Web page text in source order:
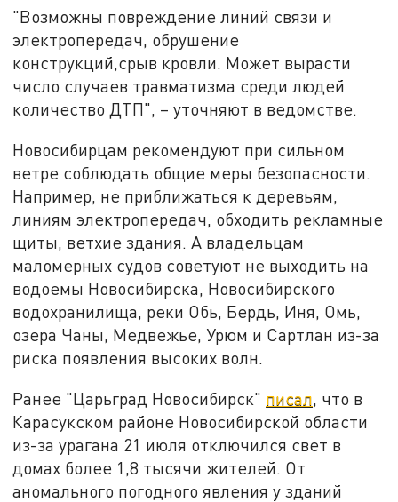
"Возможны повреждение линий связи и
электропередач, обрушение
конструкций,срыв кровли. Может вырасти
число случаев травматизма среди людей
количество ДТП", – уточняют в ведомстве.
Новосибирцам рекомендуют при сильном
ветре соблюдать общие меры безопасности.
Например, не приближаться к деревьям,
линиям электропередач, обходить рекламные
щиты, ветхие здания. А владельцам
маломерных судов советуют не выходить на
водоемы Новосибирска, Новосибирского
водохранилища, реки Обь, Бердь, Иня, Омь,
озера Чаны, Медвежье, Урюм и Сартлан из-за
риска появления высоких волн.
Ранее "Царьград Новосибирск" писал , что в
Карасукском районе Новосибирской области
из-за урагана 21 июля отключился свет в
домах более 1,8 тысячи жителей. От
аномального погодного явления у зданий